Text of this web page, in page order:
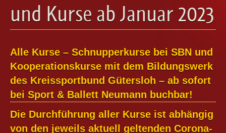
Kontakt
Videos
Kreative Früherziehung / Kinderballett
Modern / Jazz / Contemporary
Steptanz
Urban Dance
und Kurse ab Januar 2023
Alle Kurse – Schnupperkurse bei SBN und
Kooperationskurse mit dem Bildungswerk
des Kreissportbund Gütersloh – ab sofort
bei Sport & Ballett Neumann buchbar!
Die Durchführung aller Kurse ist abhängig
von den jeweils aktuell geltenden Corona-